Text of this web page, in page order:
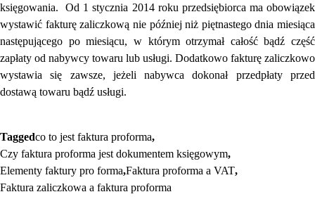
księgowania. Od 1 stycznia 2014 roku przedsiębiorca ma obowiązek
wystawić fakturę zaliczkową nie później niż piętnastego dnia miesiąca
następującego po miesiącu, w którym otrzymał całość bądź część
zapłaty od nabywcy towaru lub usługi. Dodatkowo fakturę zaliczkowo
wystawia się zawsze, jeżeli nabywca dokonał przedpłaty przed
dostawą towaru bądź usługi.
Taggedco to jest faktura proforma,
Czy faktura proforma jest dokumentem księgowym,
Elementy faktury pro forma,Faktura proforma a VAT,
Faktura zaliczkowa a faktura proforma